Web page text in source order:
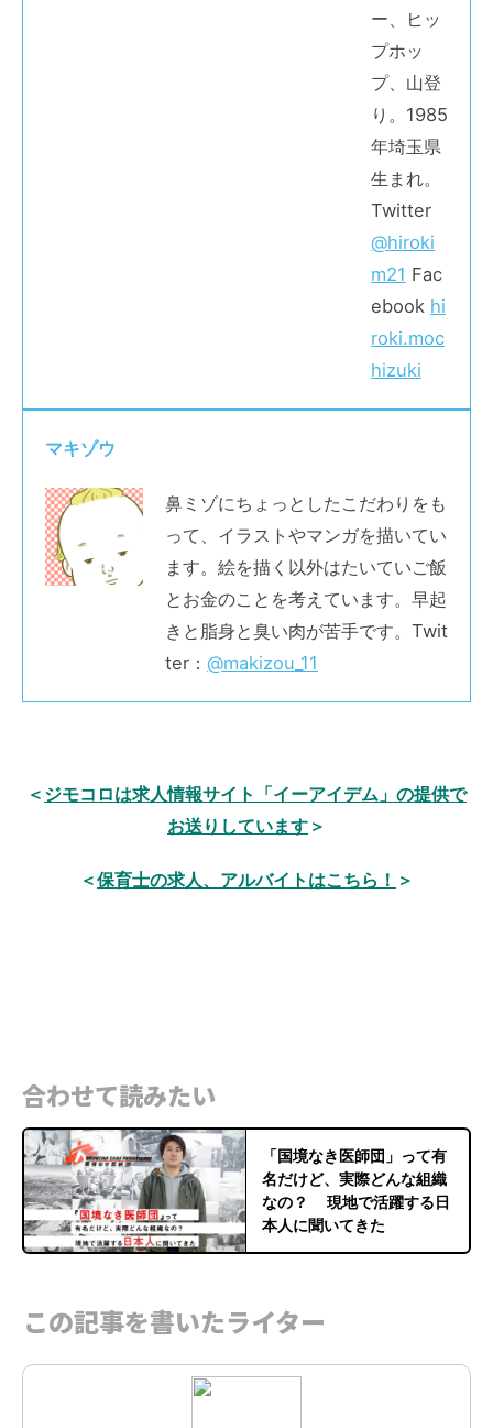
ー、ヒッ
プホッ
プ、山登
り。1985
年埼玉県
生まれ。
Twitter
@hiroki
m21 Fac
ebook hi
roki.moc
hizuki
マキゾウ
鼻ミゾにちょっとしたこだわりをも
って、イラストやマンガを描いてい
ます。絵を描く以外はたいていご飯
とお金のことを考えています。早起
きと脂身と臭い肉が苦手です。Twit
ter： @makizou_11
＜ ジモコロは求人情報サイト「イーアイデム」の提供で
お送りしています ＞
＜保育士の求人、アルバイトはこちら！ ＞
合わせて読みたい
「国境なき医師団」って有
名だけど、実際どんな組織
なの？ 現地で活躍する日
本人に聞いてきた
この記事を書いたライター